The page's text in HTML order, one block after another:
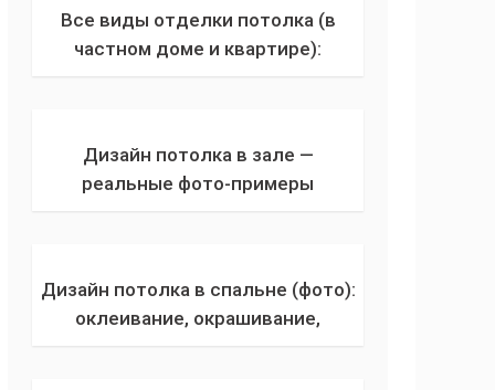
Все виды отделки потолка (в
частном доме и квартире):
Дизайн потолка в зале —
реальные фото-примеры
Дизайн потолка в спальне (фото):
оклеивание, окрашивание,